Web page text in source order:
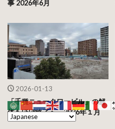
事 2026年6月
2026-01-13
「千種ニュータワービル」の解
体もほぼ終了へ 2026年１月